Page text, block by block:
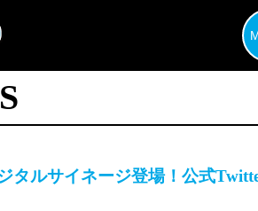
タルサイネージ登場！公式